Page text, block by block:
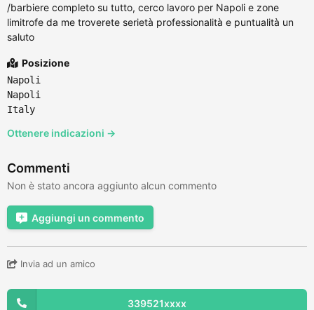
/barbiere completo su tutto, cerco lavoro per Napoli e zone
limitrofe da me troverete serietà professionalità e puntualità un
saluto
Posizione
Napoli
Napoli
Italy
Ottenere indicazioni →
Commenti
Non è stato ancora aggiunto alcun commento
Aggiungi un commento
Invia ad un amico
339521xxxx